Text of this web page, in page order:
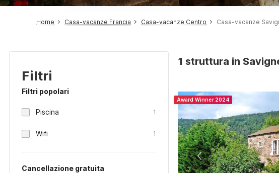
Home Casa-vacanze Francia Casa-vacanze Centro Casa-vacanze
Filtri
Filtri popolari
Piscina 1
Wifi 1
Cancellazione gratuita
1 struttura in
Award Winner 2024